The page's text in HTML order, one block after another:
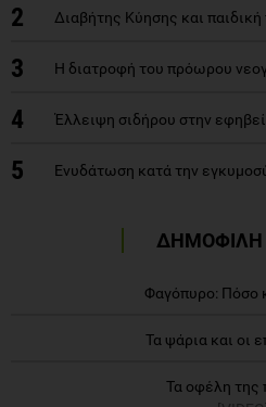
2 Διαβήτης Κύησης και παιδική
3 H διατροφή του πρόωρου
4 Έλλειψη σιδήρου στην
5 Ενυδάτωση κατά την
ΔΗΜΟΦΙΛΗ
Φαγόπυρο: Πόσο
Τα ψάρια και οι
Τα οφέλη της